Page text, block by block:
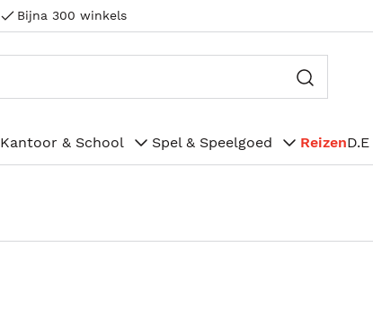
Bijna 300 winkels
Kantoor & School Spel & Speelgoed ReizenD.E